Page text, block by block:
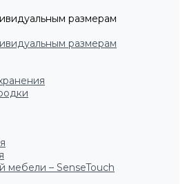
размерам
размерам
мебели – SenseTouch